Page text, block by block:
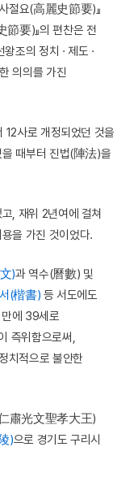
절요(高麗史節要)』
節要)』의 편찬은 전
조의 정치 · 제도 ·
의의를 가진
사로 개정되었던 것을
때부터 진법(陣法)을
, 재위 2년여에 걸쳐
을 가진 것이었다.
)과 역수(曆數) 및
(楷書) 등 서도에도
에 39세로
즉위함으로써,
치적으로 불안한
仁肅光文聖孝大王)
)으로 경기도 구리시